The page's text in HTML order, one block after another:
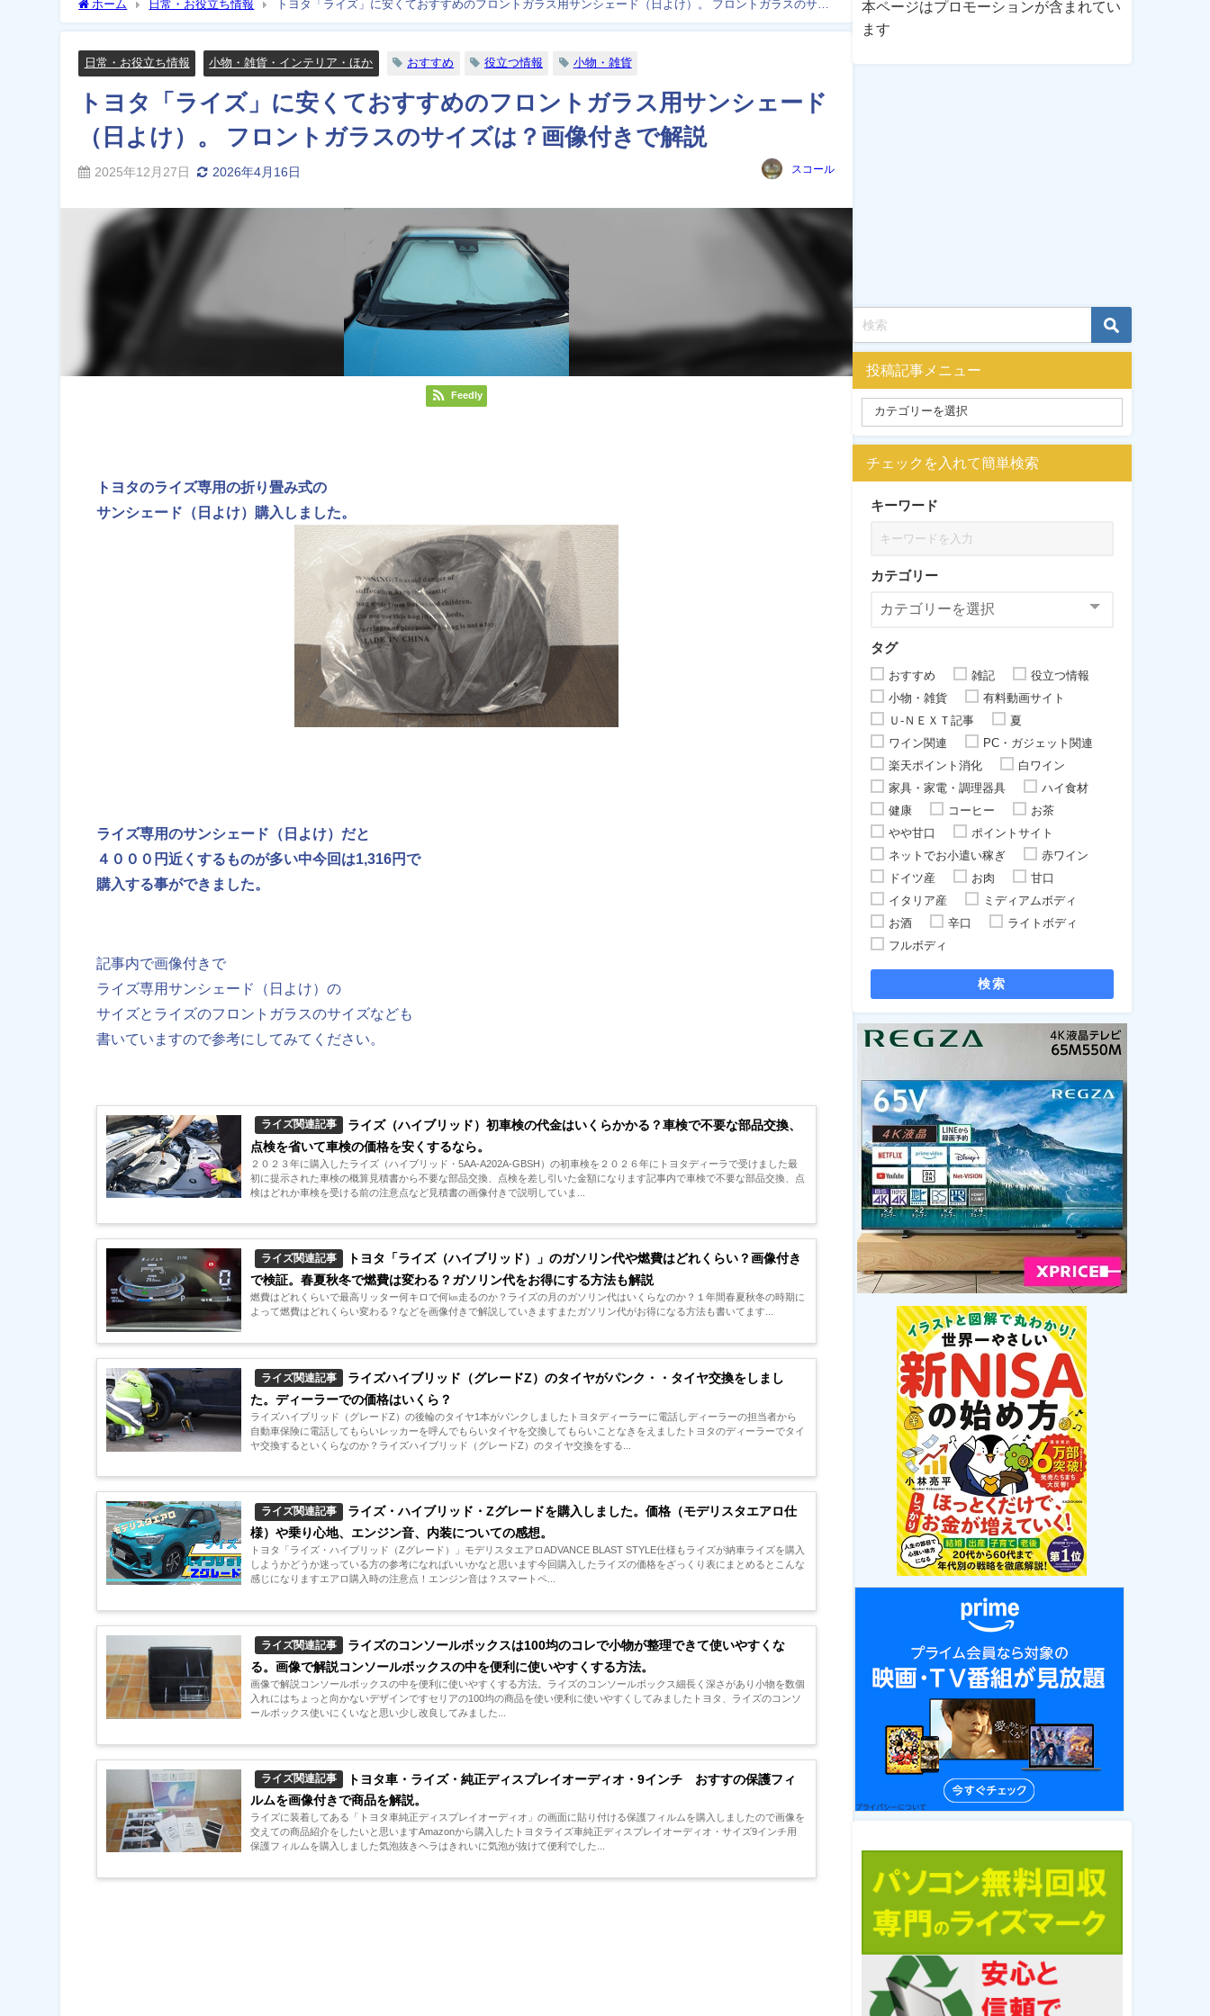
ホーム 日常・お役立ち情報
トヨタ「ライズ」に安くておすすめのフロントガラス用サンシェード（日よけ）。 フロントガラスのサイ
日常・お役立ち情報 小物・雑貨・インテリア・ほか おすすめ 役立つ情報 小物・雑貨
トヨタ「ライズ」に安くておすすめのフロントガラス用サンシェード
（日よけ）。 フロントガラスのサイズは？画像付きで解説
2025年12月27日 2026年4月16日 スコール
Feedly
トヨタのライズ専用の折り畳み式の
サンシェード（日よけ）購入しました。
ライズ専用のサンシェード（日よけ）だと
４０００円近くするものが多い中今回は1,316円で
購入する事ができました。
記事内で画像付きで
ライズ専用サンシェード（日よけ）の
サイズとライズのフロントガラスのサイズなども
書いていますので参考にしてみてください。
ライズ関連記事
ライズ（ハイブリッド）初車検の代金はいくらかかる？車検で不要な部品交換、
点検を省いて車検の価格を安くするなら。
２０２３年に購入したライズ（ハイブリッド・5AA-A202A-GBSH）の初車検を２０２６年にトヨタディーラで受けました最
初に提示された車検の概算見積書から不要な部品交換、点検を差し引いた金額になります記事内で車検で不要な部品交換、点
検はどれか車検を受ける前の注意点など見積書の画像付きで説明していま...
ライズ関連記事
トヨタ「ライズ（ハイブリッド）」のガソリン代や燃費はどれくらい？画像付き
で検証。春夏秋冬で燃費は変わる？ガソリン代をお得にする方法も解説
燃費はどれくらいで最高リッター何キロで何㎞走るのか？ライズの月のガソリン代はいくらなのか？１年間春夏秋冬の時期に
よって燃費はどれくらい変わる？などを画像付きで解説していきますまたガソリン代がお得になる方法も書いてます...
ライズ関連記事
ライズハイブリッド（グレードZ）のタイヤがパンク・・タイヤ交換をしまし
た。ディーラーでの価格はいくら？
ライズハイブリッド（グレードZ）の後輪のタイヤ1本がパンクしましたトヨタディーラーに電話しディーラーの担当者から
自動車保険に電話してもらいレッカーを呼んでもらいタイヤを交換してもらいことなきをえましたトヨタのディーラーでタイ
ヤ交換するといくらなのか？ライズハイブリッド（グレードZ）のタイヤ交換をする...
ライズ関連記事
ライズ・ハイブリッド・Zグレードを購入しました。価格（モデリスタエアロ仕
様）や乗り心地、エンジン音、内装についての感想。
トヨタ「ライズ・ハイブリッド（Zグレード）」モデリスタエアロADVANCE BLAST STYLE仕様もライズが納車ライズを購入
しようかどうか迷っている方の参考になればいいかなと思います今回購入したライズの価格をざっくり表にまとめるとこんな
感じになりますエアロ購入時の注意点！エンジン音は？スマートペ...
ライズ関連記事
ライズのコンソールボックスは100均のコレで小物が整理できて使いやすくな
る。画像で解説コンソールボックスの中を便利に使いやすくする方法。
画像で解説コンソールボックスの中を便利に使いやすくする方法。ライズのコンソールボックス細長く深さがあり小物を数個
入れにはちょっと向かないデザインですセリアの100均の商品を使い便利に使いやすくしてみましたトヨタ、ライズのコンソ
ールボックス使いにくいなと思い少し改良してみました...
ライズ関連記事
トヨタ車・ライズ・純正ディスプレイオーディオ・9インチ おすすの保護フィ
ルムを画像付きで商品を解説。
ライズに装着してある「トヨタ車純正ディスプレイオーディオ」の画面に貼り付ける保護フィルムを購入しましたので画像を
交えての商品紹介をしたいと思いますAmazonから購入したトヨタライズ車純正ディスプレイオーディオ・サイズ9インチ用
保護フィルムを購入しました気泡抜きヘラはきれいに気泡が抜けて便利でした...
本ページはプロモーションが含まれてい
ます
投稿記事メニュー
チェックを入れて簡単検索
キーワード
カテゴリー
タグ
おすすめ 雑記
役立つ情報
小物・雑貨
有料動画サイト
Ｕ-ＮＥＸＴ記事
夏
ワイン関連
PC・ガジェット関連
楽天ポイント消化
白ワイン
家具・家電・調理器具
ハイ食材
健康
コーヒー
お茶
やや甘口
ポイントサイト
ネットでお小遣い稼ぎ
赤ワイン
ドイツ産
お肉
甘口
イタリア産
ミディアムボディ
お酒
辛口
ライトボディ
フルボディ
検索